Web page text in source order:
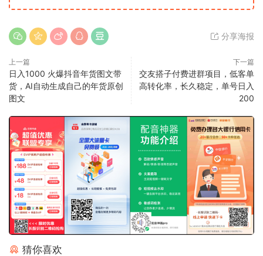
分享海报
上一篇
日入1000 火爆抖音年货图文带
货，AI自动生成自己的年货原创
图文
下一篇
交友搭子付费进群项目，低客单
高转化率，长久稳定，单号日入
200
猜你喜欢